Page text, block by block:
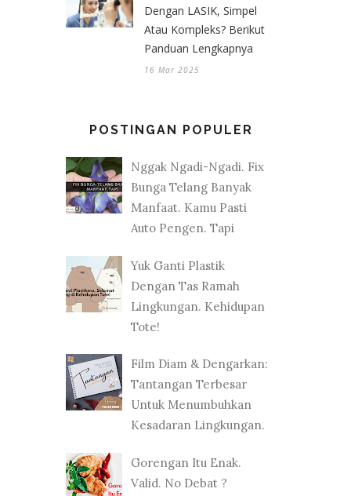
Dengan LASIK, Simpel
Atau Kompleks? Berikut
Panduan Lengkapnya
16 Mar 2025
POSTINGAN POPULER
Nggak Ngadi-Ngadi. Fix
Bunga Telang Banyak
Manfaat. Kamu Pasti
Auto Pengen. Tapi
Yuk Ganti Plastik
Dengan Tas Ramah
Lingkungan. Kehidupan
Tote!
Film Diam & Dengarkan:
Tantangan Terbesar
Untuk Menumbuhkan
Kesadaran Lingkungan.
Gorengan Itu Enak.
Valid. No Debat ?